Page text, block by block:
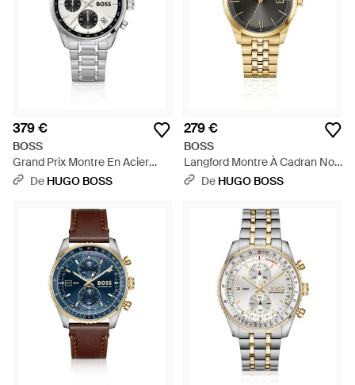
379 €
BOSS
Grand Prix Montre En Acier
Inoxydable À Cadran Blanc
De HUGO BOSS
279 €
BOSS
Langford Montre À Cadran Noir
Et Bracelet À Cinq Maillons -
De HUGO BOSS